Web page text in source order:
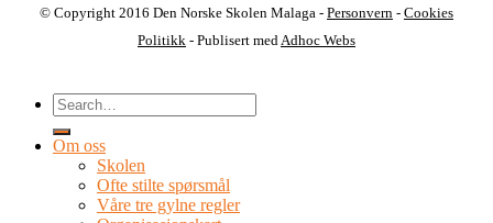
© Copyright 2016 Den Norske Skolen Malaga - Personvern - Cookies
Politikk - Publisert med Adhoc Webs
Om oss
Skolen
Ofte stilte spørsmål
Våre tre gylne regler